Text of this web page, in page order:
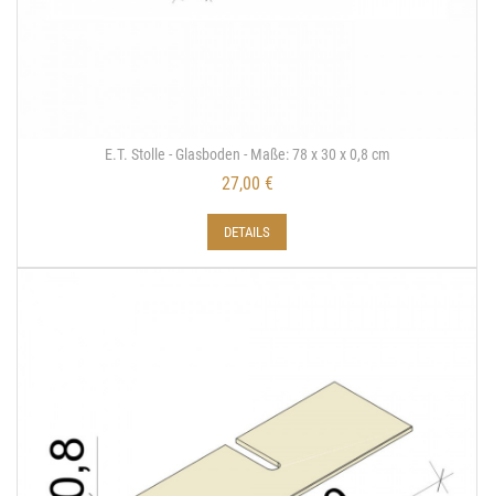
E.T. Stolle - Glasboden - Maße: 78 x 30 x 0,8 cm
27,00 €
DETAILS